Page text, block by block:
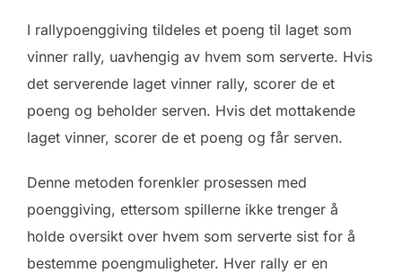
I rallypoenggiving tildeles et poeng til laget som
vinner rally, uavhengig av hvem som serverte. Hvis
det serverende laget vinner rally, scorer de et
poeng og beholder serven. Hvis det mottakende
laget vinner, scorer de et poeng og får serven.
Denne metoden forenkler prosessen med
poenggiving, ettersom spillerne ikke trenger å
holde oversikt over hvem som serverte sist for å
bestemme poengmuligheter. Hver rally er en